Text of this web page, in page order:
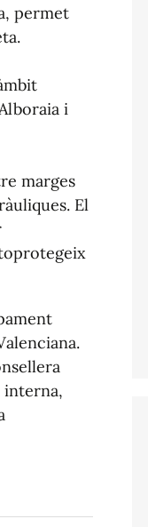
permet
i
marges
El
interna,